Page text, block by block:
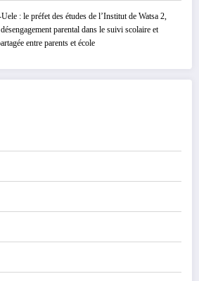
: le préfet des études de l’Institut de Watsa 2,
parental dans le suivi scolaire et
entre parents et école